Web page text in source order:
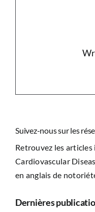
Suivez-nous sur les
Retrouvez les
Cardiovascular
en anglais de
Dernières